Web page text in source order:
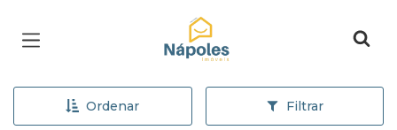
Página inicial
Ordenar Filtrar